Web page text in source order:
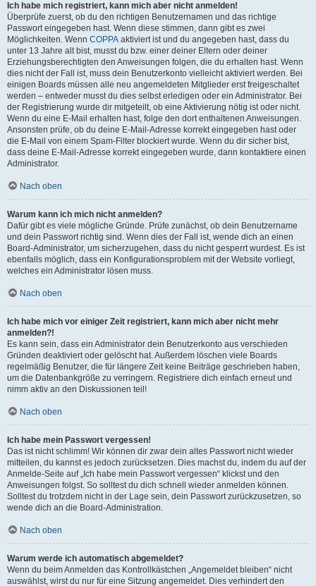
Ich habe mich registriert, kann mich aber nicht anmelden!
Überprüfe zuerst, ob du den richtigen Benutzernamen und das richtige
Passwort eingegeben hast. Wenn diese stimmen, dann gibt es zwei
Möglichkeiten. Wenn COPPA aktiviert ist und du angegeben hast, dass du
unter 13 Jahre alt bist, musst du bzw. einer deiner Eltern oder deiner
Erziehungsberechtigten den Anweisungen folgen, die du erhalten hast. Wenn
dies nicht der Fall ist, muss dein Benutzerkonto vielleicht aktiviert werden. Bei
einigen Boards müssen alle neu angemeldeten Mitglieder erst freigeschaltet
werden – entweder musst du dies selbst erledigen oder ein Administrator. Bei
der Registrierung wurde dir mitgeteilt, ob eine Aktivierung nötig ist oder nicht.
Wenn du eine E-Mail erhalten hast, folge den dort enthaltenen Anweisungen.
Ansonsten prüfe, ob du deine E-Mail-Adresse korrekt eingegeben hast oder
die E-Mail von einem Spam-Filter blockiert wurde. Wenn du dir sicher bist,
dass deine E-Mail-Adresse korrekt eingegeben wurde, dann kontaktiere einen
Administrator.
Nach oben
Warum kann ich mich nicht anmelden?
Dafür gibt es viele mögliche Gründe. Prüfe zunächst, ob dein Benutzername
und dein Passwort richtig sind. Wenn dies der Fall ist, wende dich an einen
Board-Administrator, um sicherzugehen, dass du nicht gesperrt wurdest. Es ist
ebenfalls möglich, dass ein Konfigurationsproblem mit der Website vorliegt,
welches ein Administrator lösen muss.
Nach oben
Ich habe mich vor einiger Zeit registriert, kann mich aber nicht mehr
anmelden?!
Es kann sein, dass ein Administrator dein Benutzerkonto aus verschieden
Gründen deaktiviert oder gelöscht hat. Außerdem löschen viele Boards
regelmäßig Benutzer, die für längere Zeit keine Beiträge geschrieben haben,
um die Datenbankgröße zu verringern. Registriere dich einfach erneut und
nimm aktiv an den Diskussionen teil!
Nach oben
Ich habe mein Passwort vergessen!
Das ist nicht schlimm! Wir können dir zwar dein altes Passwort nicht wieder
mitteilen, du kannst es jedoch zurücksetzen. Dies machst du, indem du auf der
Anmelde-Seite auf „Ich habe mein Passwort vergessen“ klickst und den
Anweisungen folgst. So solltest du dich schnell wieder anmelden können.
Solltest du trotzdem nicht in der Lage sein, dein Passwort zurückzusetzen, so
wende dich an die Board-Administration.
Nach oben
Warum werde ich automatisch abgemeldet?
Wenn du beim Anmelden das Kontrollkästchen „Angemeldet bleiben“ nicht
auswählst, wirst du nur für eine Sitzung angemeldet. Dies verhindert den